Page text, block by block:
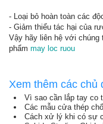
- Loại bỏ hoàn toàn các
- Giảm thiểu tác hại của
Vậy hãy liên hệ với
phẩm may loc ruou
Xem thêm các chủ
Vì sao cần lắp tay co
Các mẫu cửa thép
Cách xử lý khi có sự